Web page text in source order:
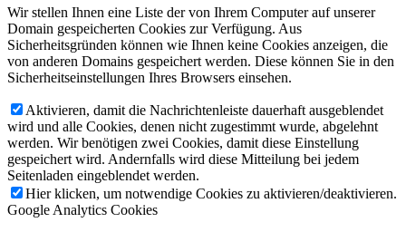
Wir stellen Ihnen eine Liste der von Ihrem Computer auf unserer
Domain gespeicherten Cookies zur Verfügung. Aus
Sicherheitsgründen können wie Ihnen keine Cookies anzeigen, die
von anderen Domains gespeichert werden. Diese können Sie in den
Sicherheitseinstellungen Ihres Browsers einsehen.
Aktivieren, damit die Nachrichtenleiste dauerhaft ausgeblendet
wird und alle Cookies, denen nicht zugestimmt wurde, abgelehnt
werden. Wir benötigen zwei Cookies, damit diese Einstellung
gespeichert wird. Andernfalls wird diese Mitteilung bei jedem
Seitenladen eingeblendet werden.
Hier klicken, um notwendige Cookies zu aktivieren/deaktivieren.
Google Analytics Cookies